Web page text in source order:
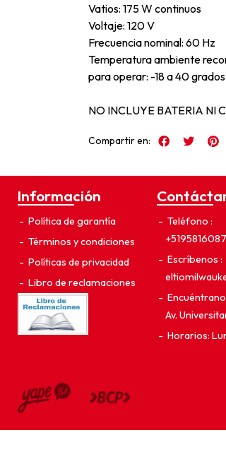
Vatios: 175 W continuos
Voltaje: 120 V
Frecuencia nominal: 60 Hz
Temperatura ambiente
para operar: -18 a 40
NO INCLUYE BATERIA NI
Compartir en:
Información
Política de garantía
Términos y condiciones
Políticas de privacidad
Libro de reclamaciones
Teléfono
Escríbenos
Av.
Horarios: